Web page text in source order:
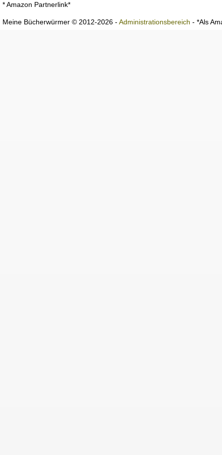
* Amazon Partnerlink*
Meine Bücherwürmer © 2012-2026 - Administrationsbereich - *Als